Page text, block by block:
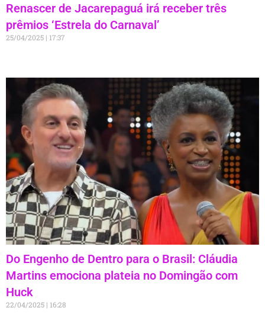
Renascer de Jacarepaguá irá receber três
prêmios ‘Estrela do Carnaval’
25/04/2025 17:37
Do Engenho de Dentro para o Brasil: Cláudia
Martins emociona plateia no Domingão com
Huck
22/04/2025 16:28